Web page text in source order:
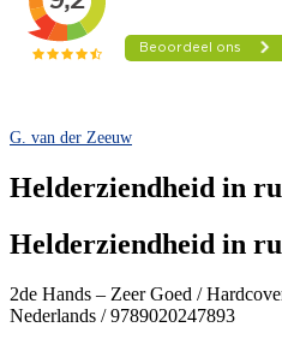
G. van der Zeeuw
Helderziendheid in
Helderziendheid in
2de Hands – Zeer Goed /
Nederlands / 9789020247893